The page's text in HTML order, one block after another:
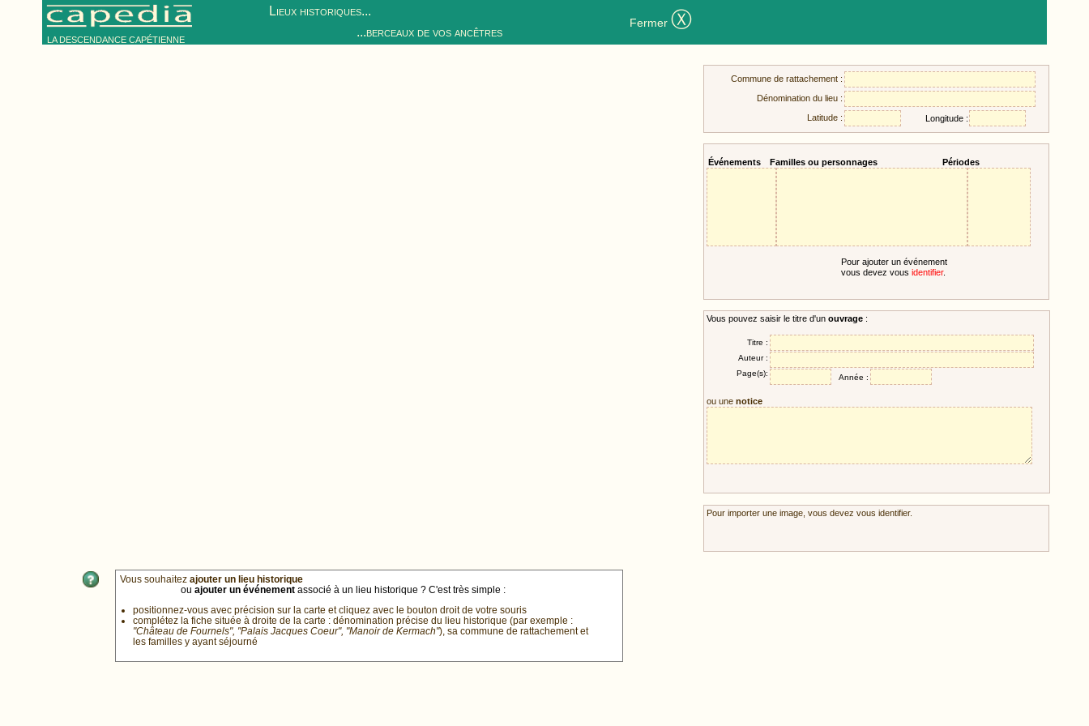
LA DESCENDANCE CAPÉTIENNE
Lieux historiques...
...berceaux de vos ancêtres
Fermer Ⓧ
Vous souhaitez ajouter un lieu historique
ou ajouter un événement associé à un lieu historique ? C'est très simple :
positionnez-vous avec précision sur la carte et cliquez avec le bouton droit de votre souris
complétez la fiche située à droite de la carte : dénomination précise du lieu historique (par exemple :
"Château de Fournels", "Palais Jacques Coeur", "Manoir de Kermach"), sa commune de rattachement et
les familles y ayant séjourné
Commune de rattachement :
Dénomination du lieu :
Latitude :
Longitude :
Événements Familles ou personnages Périodes
Pour ajouter un événement
vous devez vous identifier.
Vous pouvez saisir le titre d'un ouvrage :
Titre :
Auteur :
Page(s):
Année :
ou une notice
Pour importer une image, vous devez vous identifier.